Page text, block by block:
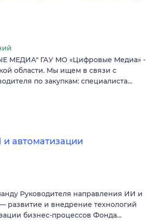
МЕДИА" ГАУ МО «Цифровые Медиа» -
области. Мы ищем в связи с
по закупкам: специалиста…
автоматизации
Руководителя направления ИИ и
развитие и внедрение технологий
бизнес-процессов Фонда…